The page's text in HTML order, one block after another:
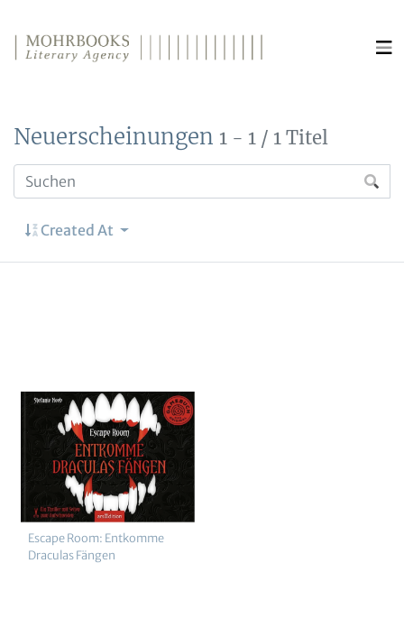
Neuerscheinungen 1 - 1 / 1 Titel
Created At
Escape Room: Entkomme
Draculas Fängen